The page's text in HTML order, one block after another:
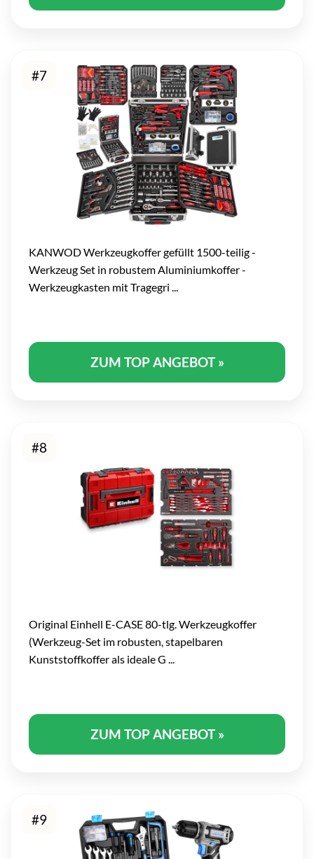
#7
KANWOD Werkzeugkoffer gefüllt 1500-teilig -
Werkzeug Set in robustem Aluminiumkoffer -
Werkzeugkasten mit Tragegri ...
ZUM TOP ANGEBOT »
#8
Original Einhell E-CASE 80-tlg. Werkzeugkoffer
(Werkzeug-Set im robusten, stapelbaren
Kunststoffkoffer als ideale G ...
ZUM TOP ANGEBOT »
#9